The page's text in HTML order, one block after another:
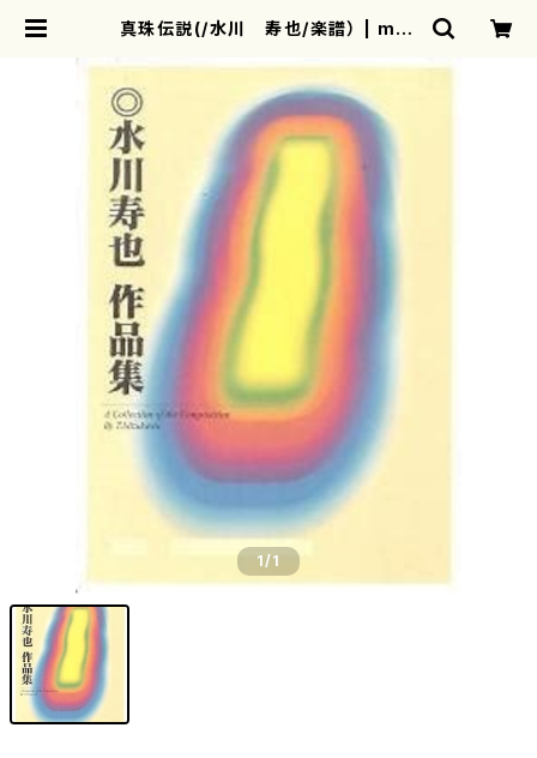
真珠伝説(/水川 寿也/楽譜） | mot
1/1